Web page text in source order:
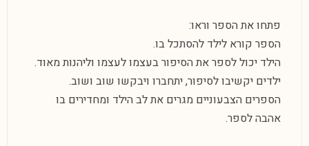
פתחו את הספר וראו:
הספר קורא לילד להסתכל בו.
הילד יכול לספר את הסיפור בעצמו לעצמו וליהנות מאוד.
ילדים יקשיבו לסיפור, יתחברו ויבקשו שוב ושוב.
הספרים הצבעוניים מגרים את לב הילד ומחדירים בו
אהבה לספר.